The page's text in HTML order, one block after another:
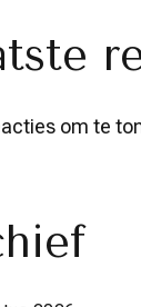
om te